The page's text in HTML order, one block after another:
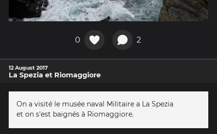
0 2
12 August 2017
La Spezia et Riomaggiore
On a visité le musée naval Militaire a La Spezia
et on s'est baignés à Riomaggiore.